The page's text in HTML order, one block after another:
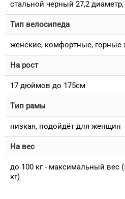
стальной черный 27,2
Тип велосипеда
женские, комфортные, горные
На рост
17 дюймов до 175см
Тип рамы
низкая, подойдёт для женщин
На вес
до 100 кг - максимальный вес
кг)